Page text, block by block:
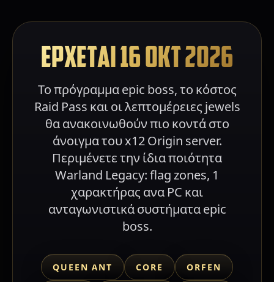
ΕΡΧΕΤΑΙ 16 ΟΚΤ 2026
Το πρόγραμμα epic boss, το κόστος
Raid Pass και οι λεπτομέρειες jewels
θα ανακοινωθούν πιο κοντά στο
άνοιγμα του x12 Origin server.
Περιμένετε την ίδια ποιότητα
Warland Legacy: flag zones, 1
χαρακτήρας ανα PC και
ανταγωνιστικά συστήματα epic
boss.
QUEEN ANT CORE ORFEN